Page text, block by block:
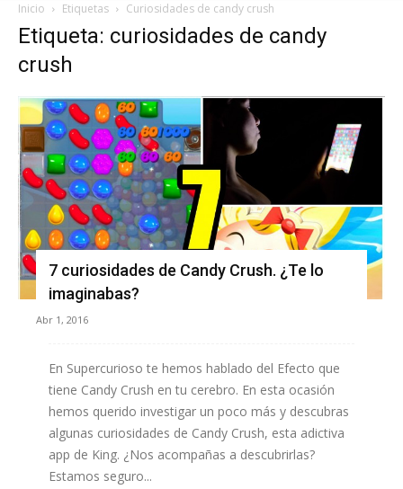
Inicio Etiquetas Curiosidades de candy crush
Etiqueta: curiosidades de candy
crush
7 curiosidades de Candy Crush. ¿Te lo
imaginabas?
Abr 1, 2016
En Supercurioso te hemos hablado del Efecto que
tiene Candy Crush en tu cerebro. En esta ocasión
hemos querido investigar un poco más y descubras
algunas curiosidades de Candy Crush, esta adictiva
app de King. ¿Nos acompañas a descubrirlas?
Estamos seguro...